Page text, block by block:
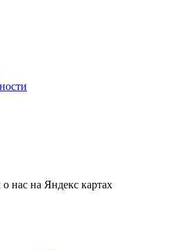
нас на Яндекс картах